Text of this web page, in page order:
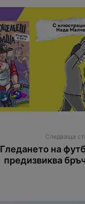
Следваща
Гледането на
предизвиква